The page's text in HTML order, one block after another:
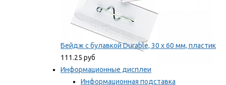
Бейдж с булавкой Durable, 30 х 60 мм, пластик
111.25 руб
Информационные дисплеи
Информационная подставка